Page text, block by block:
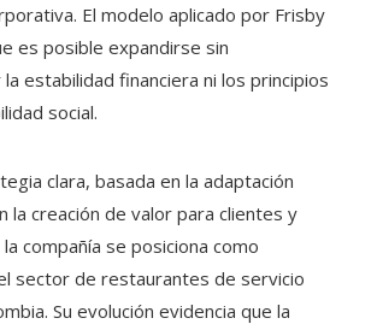
El modelo aplicado por Frisby
es posible expandirse sin
estabilidad financiera ni los principios
social.
clara, basada en la adaptación
la creación de valor para clientes y
compañía se posiciona como
sector de restaurantes de servicio
Su evolución evidencia que la